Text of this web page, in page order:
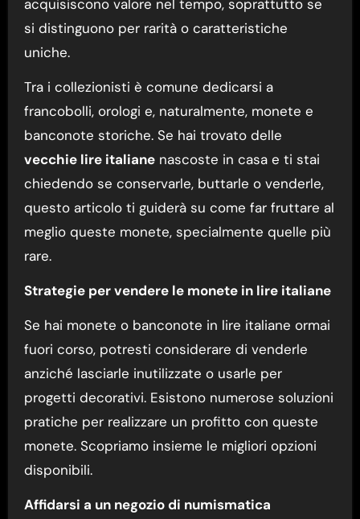
acquisiscono valore nel tempo, soprattutto se
si distinguono per rarità o caratteristiche
uniche.
Tra i collezionisti è comune dedicarsi a
francobolli, orologi e, naturalmente, monete e
banconote storiche. Se hai trovato delle
vecchie lire italianenascoste in casa e ti stai
chiedendo se conservarle, buttarle o venderle,
questo articolo ti guiderà su come far fruttare al
meglio queste monete, specialmente quelle più
rare.
Strategie per vendere le monete in lire italiane
Se hai monete o banconote in lire italiane ormai
fuori corso, potresti considerare di venderle
anziché lasciarle inutilizzate o usarle per
progetti decorativi. Esistono numerose soluzioni
pratiche per realizzare un profitto con queste
monete. Scopriamo insieme le migliori opzioni
disponibili.
Affidarsi a un negozio di numismatica